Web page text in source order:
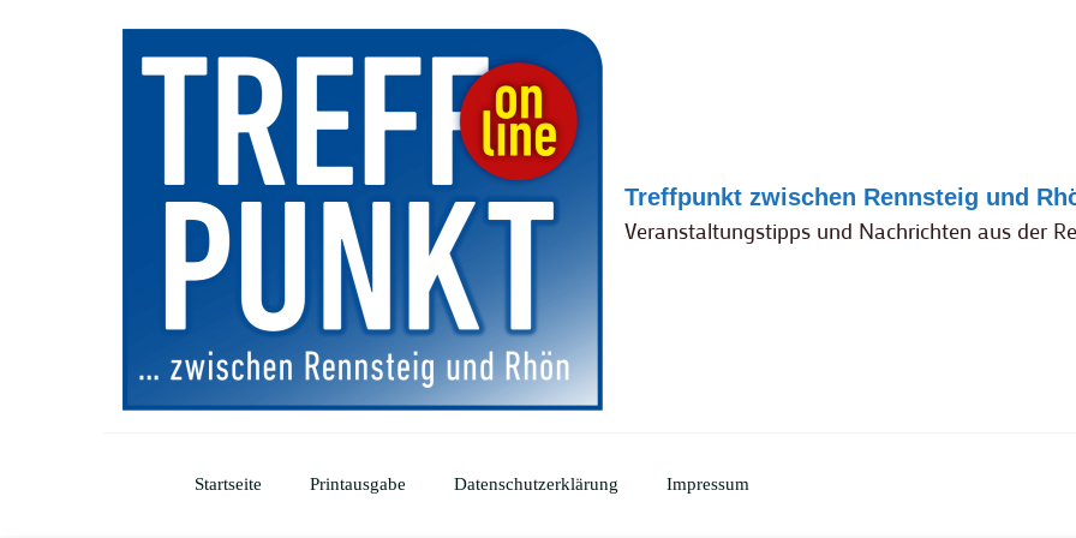
Treffpunkt zwischen Rennsteig und
Veranstaltungstipps und Nachrichten aus der
Startseite Printausgabe Datenschutzerklärung Impressum